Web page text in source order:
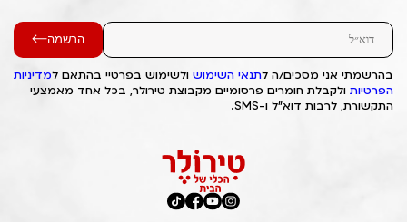
הרשמה
בהרשמתי אני מסכים/ה לתנאי השימוש ולשימוש בפרטיי בהתאם למדיניות
הפרטיות ולקבלת חומרים פרסומיים מקבוצת טירולר, בכל אחד מאמצעי
התקשורת, לרבות דוא"ל ו-SMS.